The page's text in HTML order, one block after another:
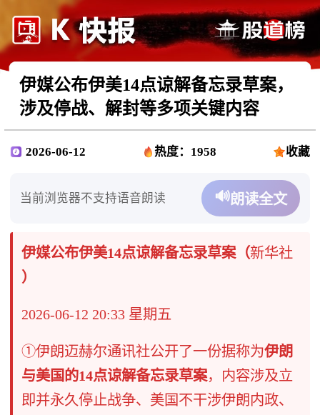
伊媒公布伊美14点谅解备忘录草案，
涉及停战、解封等多项关键内容
2026-06-12 热度：1958 收藏
当前浏览器不支持语音朗读 🔊朗读全文
伊媒公布伊美14点谅解备忘录草案（新华社
）
2026-06-12 20:33 星期五
①伊朗迈赫尔通讯社公开了一份据称为伊朗
与美国的14点谅解备忘录草案，内容涉及立
即并永久停止战争、美国不干涉伊朗内政、